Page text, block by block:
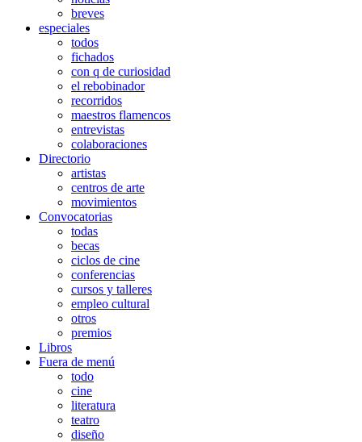
breves
especiales
todos
fichados
con q de curiosidad
el rebobinador
recorridos
maestros flamencos
entrevistas
colaboraciones
Directorio
artistas
centros de arte
movimientos
Convocatorias
todas
becas
ciclos de cine
conferencias
cursos y talleres
empleo cultural
otros
premios
Libros
Fuera de menú
todo
cine
literatura
teatro
diseño